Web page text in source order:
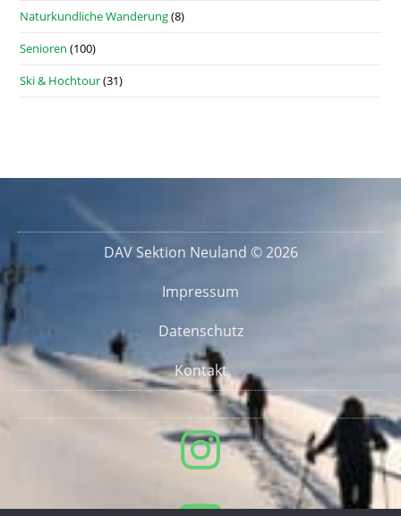
Naturkundliche Wanderung(8)
Senioren (100)
Ski & Hochtour(31)
DAV Sektion Neuland © 2026
Impressum
Datenschutz
Kontakt